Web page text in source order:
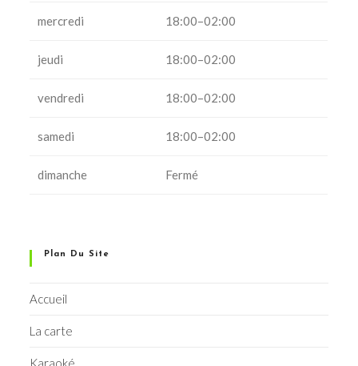
mercredi 18:00–02:00
jeudi 18:00–02:00
vendredi 18:00–02:00
samedi 18:00–02:00
dimanche Fermé
Plan Du Site
Accueil
La carte
Karaoké